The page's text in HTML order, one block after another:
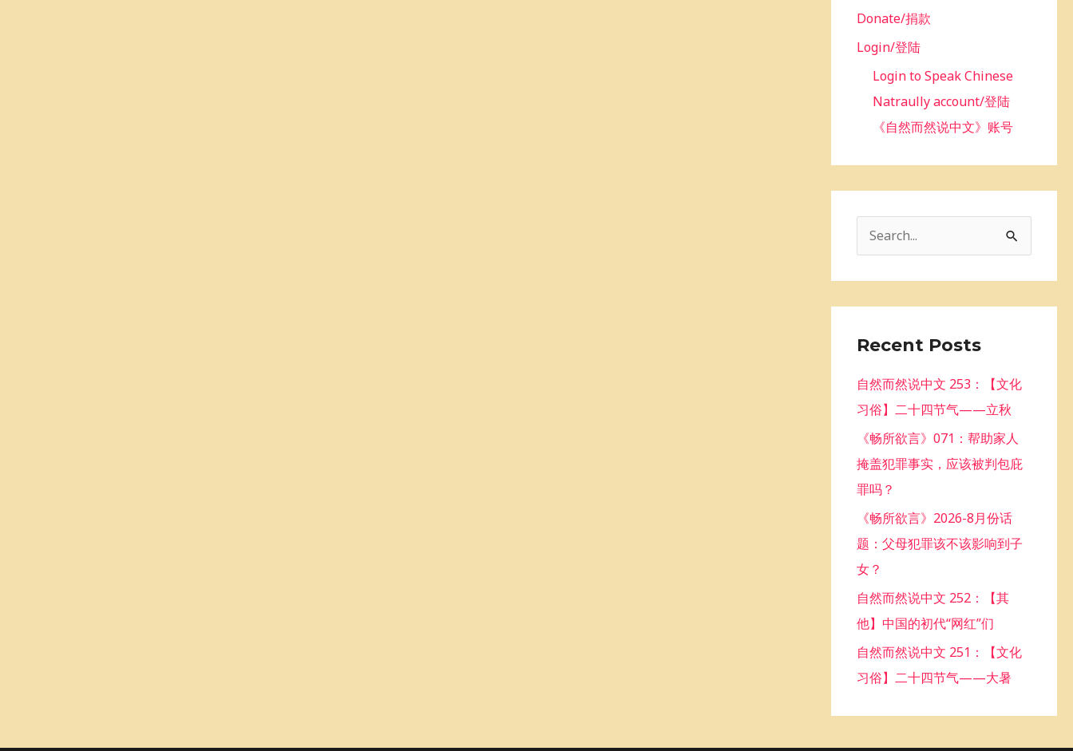
Donate/捐款
Login/登陆
Login to Speak Chinese
Natraully account/登陆
《自然而然说中文》账号
c
f
o
:
Recent Posts
自然而然说中文 253：【文化
习俗】二十四节气——立秋
《畅所欲言》071：帮助家人
掩盖犯罪事实，应该被判包庇
罪吗？
《畅所欲言》2026-8月份话
题：父母犯罪该不该影响到子
女？
自然而然说中文 252：【其
他】中国的初代“网红”们
自然而然说中文 251：【文化
习俗】二十四节气——大暑